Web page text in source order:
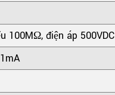
100MΩ, điện áp 500VDC